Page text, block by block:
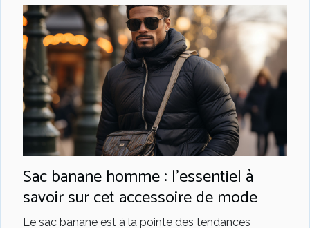
Sac banane homme : l’essentiel à
savoir sur cet accessoire de mode
Le sac banane est à la pointe des tendances